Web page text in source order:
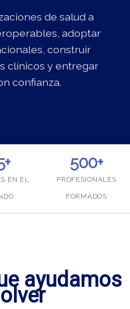
de salud a
adoptar
construir
clínicos y entregar
confianza.
EN EL
500+
PROFESIONALES
FORMADOS
ayudamos